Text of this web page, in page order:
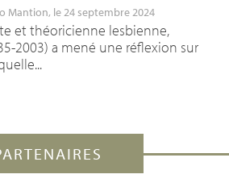
Mantion, le 24 septembre 2024
et théoricienne lesbienne,
2003) a mené une réflexion sur